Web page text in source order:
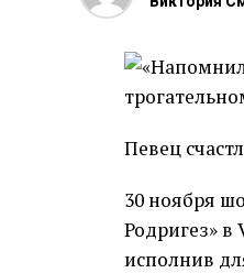
модель
Лерчек и
зрителей не
Источник
Певец
30 ноября
Родригез» в
исполнив